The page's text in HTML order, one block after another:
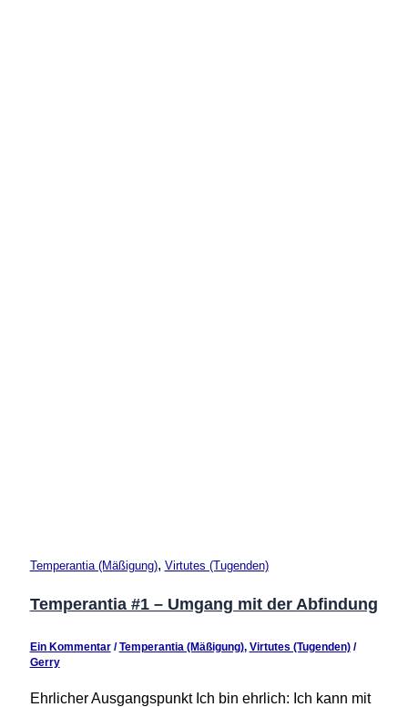
Temperantia (Mäßigung), Virtutes (Tugenden)
Temperantia #1 – Umgang mit der Abfindung
Ein Kommentar /Temperantia (Mäßigung), Virtutes (Tugenden)/
Gerry
Ehrlicher Ausgangspunkt Ich bin ehrlich: Ich kann mit